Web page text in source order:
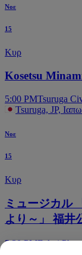
Νοε
15
Κυρ
Kosetsu
5:00 PMTsuruga
Tsuruga, JP,
Νοε
15
Κυρ
ミュージカル
より～」 福井
5:30 PMFukui